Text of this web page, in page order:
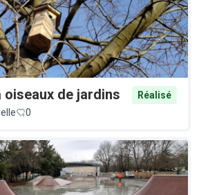
oiseaux de jardins
Réalisé
0